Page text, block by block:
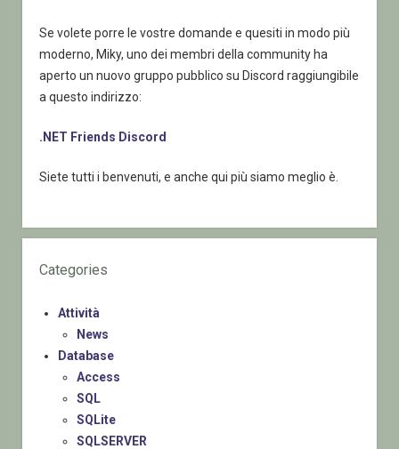
Se volete porre le vostre domande e quesiti in modo più
moderno, Miky, uno dei membri della community ha
aperto un nuovo gruppo pubblico su Discord raggiungibile
a questo indirizzo:
.NET Friends Discord
Siete tutti i benvenuti, e anche qui più siamo meglio è.
Categories
Attività
News
Database
Access
SQL
SQLite
SQLSERVER